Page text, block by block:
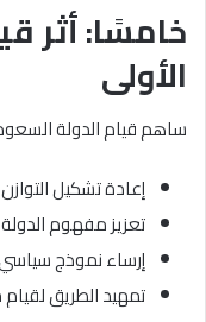
خامسًا: أثر
الأولى
ساهم قيام الدولة
إعادة تشكيل
تعزيز مفهوم
إرساء نموذج
تمهيد الطريق